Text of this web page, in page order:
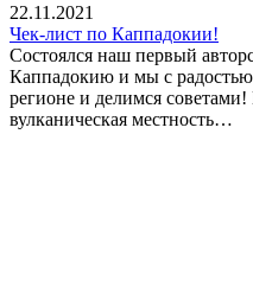
22.11.2021
Чек-лист по Каппадокии!
Состоялся наш первый
Каппадокию и мы с радостью
регионе и делимся
вулканическая местность…